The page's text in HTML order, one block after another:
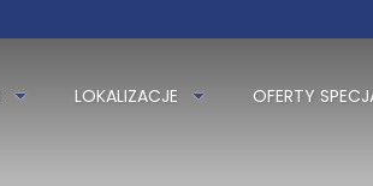
LOKALIZACJE OFERTY